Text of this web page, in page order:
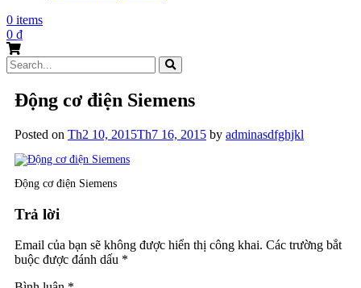
0 items
0 ₫
Search
for:
Động cơ điện Siemens
Posted on Th2 10, 2015Th7 16, 2015 by adminasdfghjkl
Động cơ điện Siemens
Trả lời
Email của bạn sẽ không được hiển thị công khai. Các trường bắt
buộc được đánh dấu *